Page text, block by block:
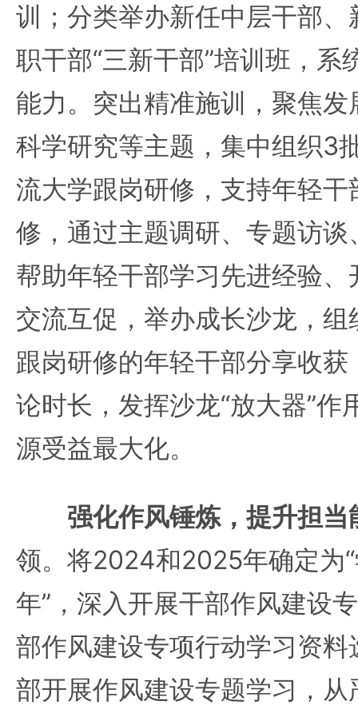
训；分类举办新任中层干部
职干部“三新干部”培训班，系
能力。突出精准施训，聚焦
科学研究等主题，集中组织3
流大学跟岗研修，支持年轻
修，通过主题调研、专题访
帮助年轻干部学习先进经验
交流互促，举办成长沙龙，
跟岗研修的年轻干部分享收获
论时长，发挥沙龙“放大器”作
源受益最大化。
强化作风锤炼，提升担当
领。将2024和2025年确定为
年”，深入开展干部作风建设
部作风建设专项行动学习资
部开展作风建设专题学习，